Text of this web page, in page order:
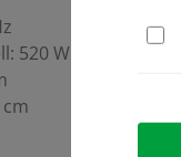
520 W